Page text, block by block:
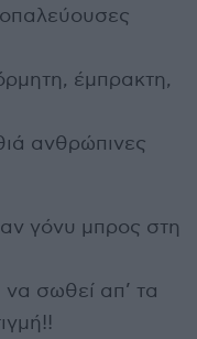
έμπρακτη,
ανθρώπινες
γόνυ μπρος στη
σωθεί απ’ τα